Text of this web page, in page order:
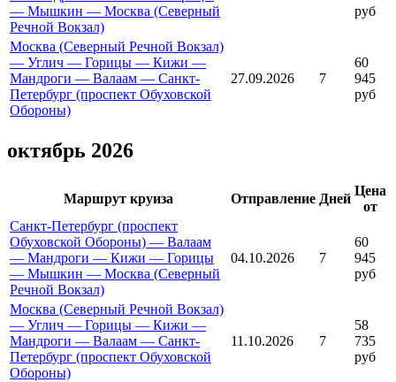
— Мышкин — Москва (Северный
Речной Вокзал)
руб
Москва (Северный Речной Вокзал)
— Углич — Горицы — Кижи —
Мандроги — Валаам — Санкт-
Петербург (проспект Обуховской
Обороны)
27.09.2026 7
60
945
руб
октябрь 2026
Маршрут круиза Отправление Дней
Цена
от
Санкт-Петербург (проспект
Обуховской Обороны) — Валаам
— Мандроги — Кижи — Горицы
— Мышкин — Москва (Северный
Речной Вокзал)
04.10.2026 7
60
945
руб
Москва (Северный Речной Вокзал)
— Углич — Горицы — Кижи —
Мандроги — Валаам — Санкт-
Петербург (проспект Обуховской
Обороны)
11.10.2026 7
58
735
руб